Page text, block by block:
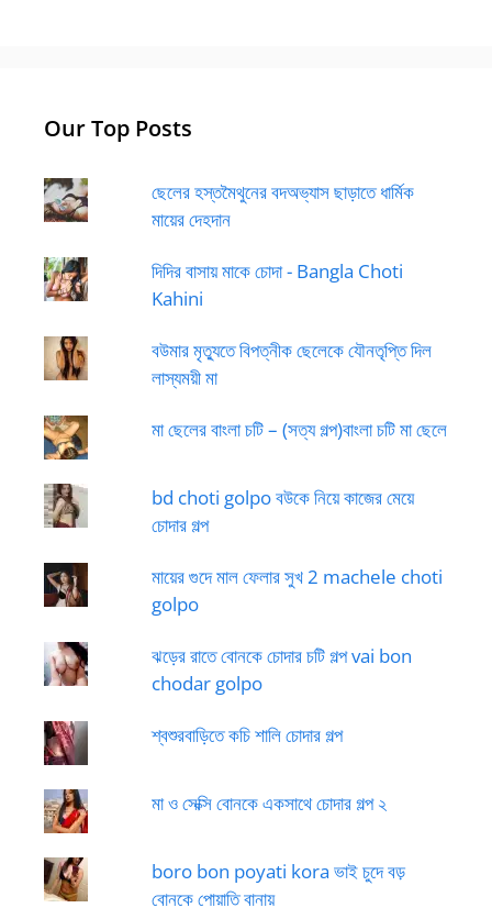
Our Top Posts
ছেলের হস্তমৈথুনের বদঅভ্যাস ছাড়াতে ধার্মিক
মায়ের দেহদান
দিদির বাসায় মাকে চোদা - Bangla Choti
Kahini
বউমার মৃত্যুতে বিপত্নীক ছেলেকে যৌনতৃপ্তি দিল
লাস্যময়ী মা
মা ছেলের বাংলা চটি – (সত্য গল্প)বাংলা চটি মা ছেলে
bd choti golpo বউকে নিয়ে কাজের মেয়ে
চোদার গল্প
মায়ের গুদে মাল ফেলার সুখ 2 machele choti
golpo
ঝড়ের রাতে বোনকে চোদার চটি গল্প vai bon
chodar golpo
শ্বশুরবাড়িতে কচি শালি চোদার গল্প
মা ও সেক্সি বোনকে একসাথে চোদার গল্প ২
boro bon poyati kora ভাই চুদে বড়
বোনকে পোয়াতি বানায়